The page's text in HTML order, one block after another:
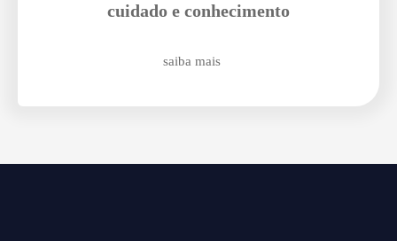
cuidado e conhecimento
saiba mais